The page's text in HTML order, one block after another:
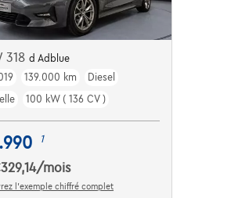
318d Adblue
139.000 km
Diesel
100 kW ( 136 CV )
1
/mois
l’exemple chiffré complet